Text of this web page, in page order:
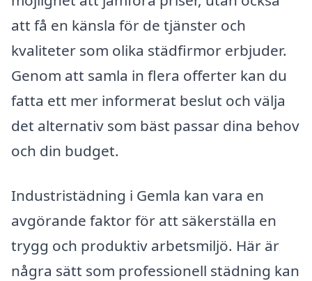
att få en känsla för de tjänster och
kvaliteter som olika städfirmor erbjuder.
Genom att samla in flera offerter kan du
fatta ett mer informerat beslut och välja
det alternativ som bäst passar dina behov
och din budget.
Industristädning i Gemla kan vara en
avgörande faktor för att säkerställa en
trygg och produktiv arbetsmiljö. Här är
några sätt som professionell städning kan